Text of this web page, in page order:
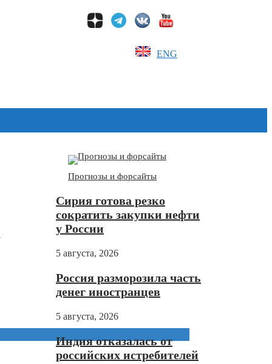
ENG
Прогнозы и форсайты
Сирия готова резко
сократить закупки нефти
у России
5 августа, 2026
Россия разморозила часть
денег иностранцев
5 августа, 2026
Индия отказалась от
российских истребителей